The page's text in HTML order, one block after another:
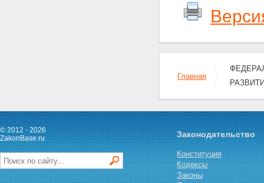
Главная
© 2012 - 2026
ZakonBase.ru
Законодательство
Конституция
Кодексы
Законы